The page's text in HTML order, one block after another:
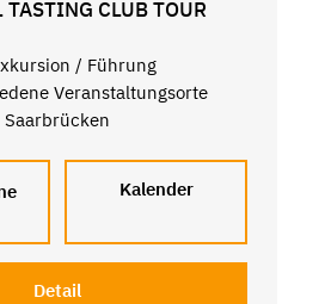
TASTING CLUB TOUR
/ Führung
Veranstaltungsorte
Saarbrücken
Kalender
Detail